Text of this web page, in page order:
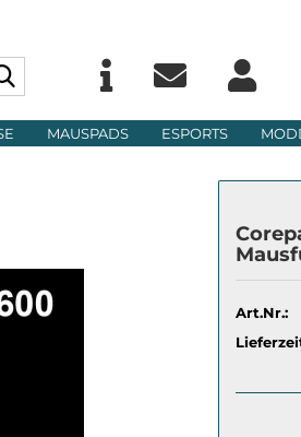
Sprache auswählen
Lieferland
E-Mail
Konto
Passwort
MAUSPADS ESPORTS
Art.Nr.: